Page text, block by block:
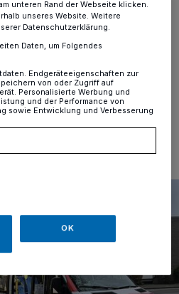
den 30. August, feiert der
13. Geburtstag. An der
gibt es in der Zeit von
mit Getränken und Snacks.
Minute Lesezeit
unteren Rand der Webseite klicken.
unseres Website. Weitere
Datenschutzerklärung.
Daten, um Folgendes
Endgeräteeigenschaften zur
von oder Zugriff auf
Personalisierte Werbung und
und der Performance von
sowie Entwicklung und Verbesserung
OK